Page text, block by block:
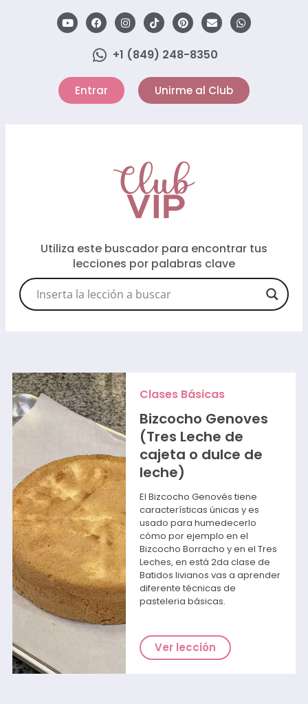
+1 (849) 248-8350
Entrar Unirme al Club
Utiliza este buscador para encontrar tus
lecciones por palabras clave
Clases Básicas
Bizcocho Genoves
(Tres Leche de
cajeta o dulce de
leche)
El Bizcocho Genovés tiene
características únicas y es
usado para humedecerlo
cómo por ejemplo en el
Bizcocho Borracho y en el Tres
Leches, en está 2da clase de
Batidos livianos vas a aprender
diferente técnicas de
pasteleria básicas.
Ver lección